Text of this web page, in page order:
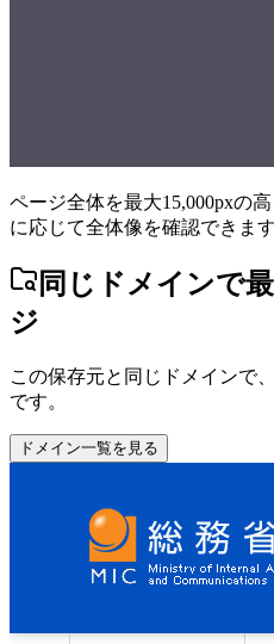
ページ全体を最大15,000pxの
に応じて全体像を確認できます
同じドメインで
ジ
この保存元と同じドメインで
です。
ドメイン一覧を見る